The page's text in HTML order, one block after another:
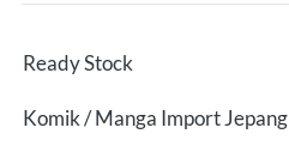
Ready Stock
Komik / Manga Import Jepang